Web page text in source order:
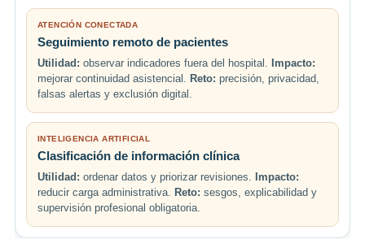
ATENCIÓN CONECTADA
Seguimiento remoto de pacientes
Utilidad: observar indicadores fuera del hospital. Impacto:
mejorar continuidad asistencial. Reto: precisión, privacidad,
falsas alertas y exclusión digital.
INTELIGENCIA ARTIFICIAL
Clasificación de información clínica
Utilidad: ordenar datos y priorizar revisiones. Impacto:
reducir carga administrativa. Reto: sesgos, explicabilidad y
supervisión profesional obligatoria.